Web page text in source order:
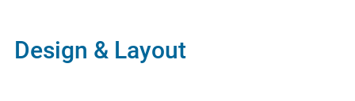
Design & Layout